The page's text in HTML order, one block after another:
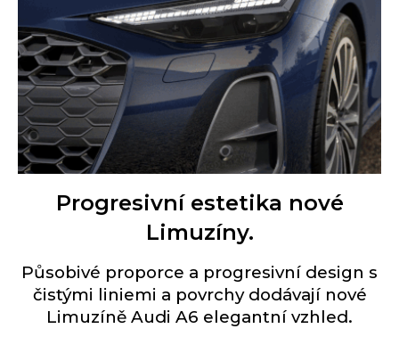
Progresivní estetika nové
Limuzíny.
Působivé proporce a progresivní design s
čistými liniemi a povrchy dodávají nové
Limuzíně Audi A6 elegantní vzhled.